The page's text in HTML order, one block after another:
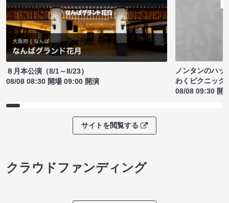
８月本公演（8/1～8/23）
08/08 08:30 開場 09:00 開演
ノンタンのハッ
わくピクニック
08/08 09:30 開
サイトを閲覧する
クラウドファンディング